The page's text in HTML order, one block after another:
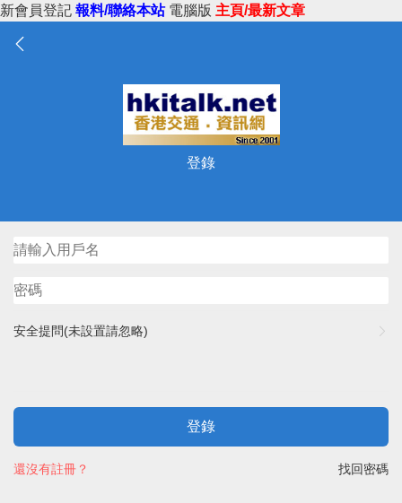
新會員登記 報料/聯絡本站 電腦版 主頁/最新文章
登錄
安全提問(未設置請忽略)
登錄
找回密碼
還沒有註冊？